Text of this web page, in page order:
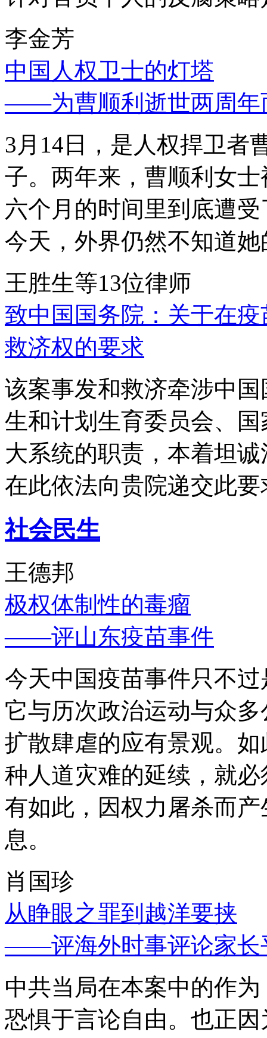
李金芳
中国人权卫士的灯塔
——为曹顺利逝世两周年
3月14日，是人权捍卫者
子。两年来，曹顺利女
六个月的时间里到底遭
今天，外界仍然不知道
王胜生等13位律师
致中国国务院：关于在
救济权的要求
该案事发和救济牵涉中
生和计划生育委员会、
大系统的职责，本着坦
在此依法向贵院递交此要
社会民生
王德邦
极权体制性的毒瘤
——评山东疫苗事件
今天中国疫苗事件只不
它与历次政治运动与众
扩散肆虐的应有景观。
种人道灾难的延续，就
有如此，因权力屠杀而
息。
肖国珍
从睁眼之罪到越洋要挟
——评海外时事评论家长
中共当局在本案中的作
恐惧于言论自由。也正